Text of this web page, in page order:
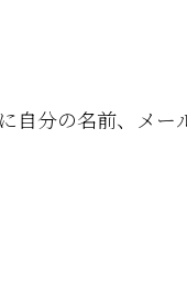
分の名前、メー